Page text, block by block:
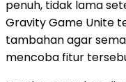
penuh, tidak lama
Gravity Game Unite
tambahan agar
mencoba fitur